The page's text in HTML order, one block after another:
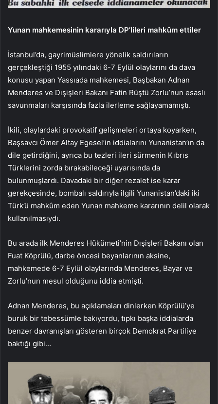
Yunan mahkemesinin kararıyla DP’lileri mahkûm ettiler
İstanbul’da, gayrimüslimlere yönelik saldırıların
gerçekleştiği 1955 yılındaki 6-7 Eylül olaylarını da dava
konusu yapan Yassıada mahkemesi, Başbakan Adnan
Menderes ve Dışişleri Bakanı Fatin Rüştü Zorlu’nun esaslı
savunmaları karşısında fazla ilerleme sağlayamamıştı.
İkili, olaylardaki provokatif gelişmeleri ortaya koyarken,
Başsavcı Ömer Altay Egesel’in iddialarını Yunanistan’ın da
dile getirdiğini, ayrıca bu tezleri ileri sürmenin Kıbrıs
Türklerini zorda bırakabileceği uyarısında da
bulunmuşlardı. Davadaki bir diğer rezalet ise karar
gerekçesinde, bombalı saldırıyla ilgili Yunanistan’daki iki
Türk’ü mahkûm eden Yunan mahkeme kararının delil olarak
kullanılmasıydı.
Bu arada ilk Menderes Hükümeti’nin Dışişleri Bakanı olan
Fuat Köprülü, darbe öncesi beyanlarının aksine,
mahkemede 6-7 Eylül olaylarında Menderes, Bayar ve
Zorlu’nun mesul olduğunu iddia etmişti.
Adnan Menderes, bu açıklamaları dinlerken Köprülü’ye
buruk bir tebessümle bakıyordu, tıpkı başka iddialarda
benzer davranışları gösteren birçok Demokrat Partiliye
baktığı gibi…